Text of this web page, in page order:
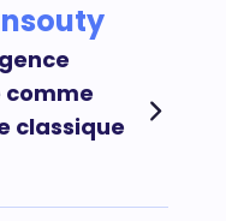
classique